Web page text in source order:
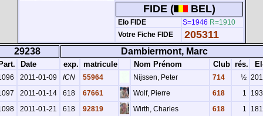
FIDE (
BEL)
Elo FIDE S=1946 R=1910
Votre Fiche FIDE
205311
29238 Dambiermont, Marc
Date exp. matricule Nom Prénom Club rés.
2011-01-09 ICN 55964 Nijssen, Peter 714 ½
2011-01-14 618 67661 Wolf, Pierre 618 1
2011-01-21 618 92819 Wirth, Charles 618 1